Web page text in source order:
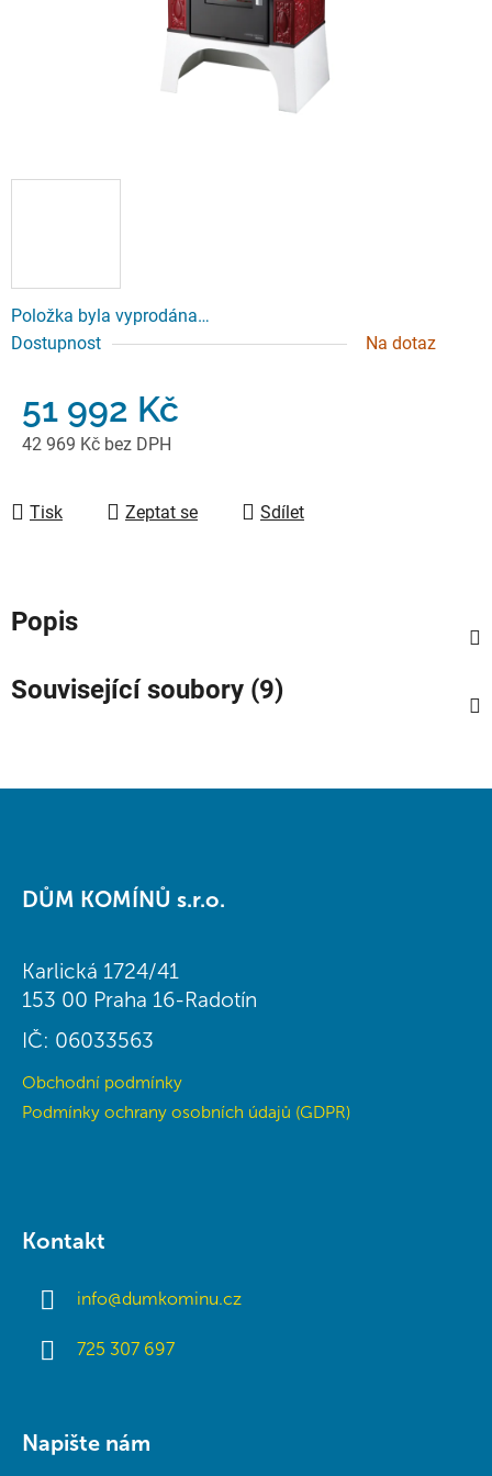
Položka byla vyprodána…
Dostupnost
Na dotaz
51 992 Kč
42 969 Kč bez DPH
Tisk
Zeptat se Sdílet
Popis
Související soubory (9)
DŮM KOMÍNŮ s.r.o.
Karlická 1724/41
153 00 Praha 16-Radotín
IČ: 06033563
Obchodní podmínky
Podmínky ochrany osobních údajů (GDPR)
Kontakt
info@dumkominu.cz
725 307 697
Napište nám